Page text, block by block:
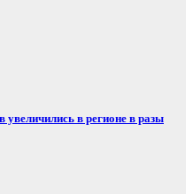
в регионе в разы